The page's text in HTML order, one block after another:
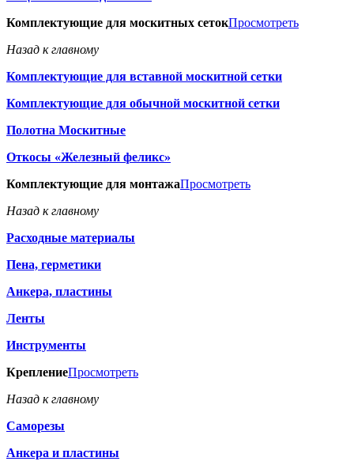
Комплектующие для москитных сетокПросмотреть
Назад к главному
Комплектующие для вставной москитной сетки
Комплектующие для обычной москитной сетки
Полотна Москитные
Откосы «Железный феликс»
Комплектующие для монтажаПросмотреть
Назад к главному
Расходные материалы
Пена, герметики
Анкера, пластины
Ленты
Инструменты
КреплениеПросмотреть
Назад к главному
Саморезы
Анкера и пластины